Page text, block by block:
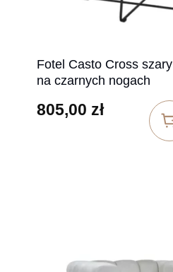
Fotel Casto Cross szary
na czarnych nogach
805,00 zł